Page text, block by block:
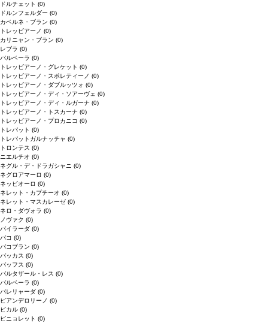
ドルチェット (0)
ドルンフェルダー (0)
カベルネ・ブラン (0)
トレッビアーノ (0)
カリニャン・ブラン (0)
レブラ (0)
バルベーラ (0)
トレッビアーノ・グレケット (0)
トレッビアーノ・スポレティーノ (0)
トレッビアーノ・ダブルッツォ (0)
トレッビアーノ・ディ・ソアーヴェ (0)
トレッビアーノ・ディ・ルガーナ (0)
トレッビアーノ・トスカーナ (0)
トレッビアーノ・プロカニコ (0)
トレパット (0)
トレパットガルナッチャ (0)
トロンテス (0)
ニエルチオ (0)
ネグル・デ・ドラガシャニ (0)
ネグロアマーロ (0)
ネッビオーロ (0)
ネレット・カプチーオ (0)
ネレット・マスカレーゼ (0)
ネロ・ダヴォラ (0)
ノヴァク (0)
バイラーダ (0)
バコ (0)
バコブラン (0)
バッカス (0)
バッフス (0)
バルタザール・レス (0)
バルベーラ (0)
パレリャーダ (0)
ピアンデロリーノ (0)
ビカル (0)
ピニョレット (0)